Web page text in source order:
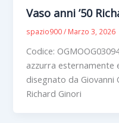
Vaso anni ’50
spazio900/ Marzo 3, 2026
Codice:
azzurra esternamente
disegnato da
Richard Ginori